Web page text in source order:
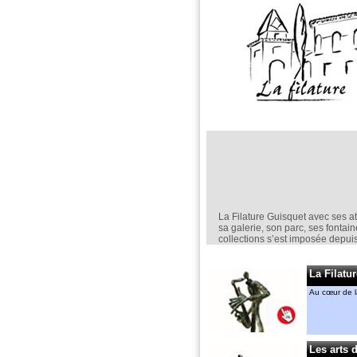
La Filature Guisquet avec ses
sa galerie, son parc, ses
collections s’est imposée
comme un lieu incontournable
Elle est un espace d’exposition
permanent,
mais aussi ponctuel avec
“jardin de la Filature “ en mai.
Anne-Marie CASSIERS et
La
Au cœur de
Les arts